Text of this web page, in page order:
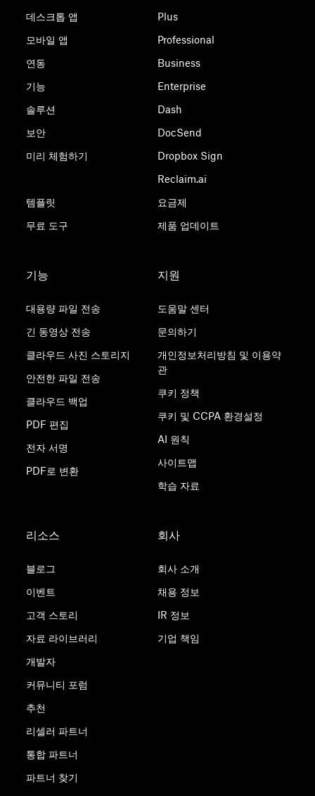
데스크톱 앱
모바일 앱
연동
기능
솔루션
보안
미리 체험하기
템플릿
무료 도구
Plus
Professional
Business
Enterprise
Dash
DocSend
Dropbox Sign
Reclaim.ai
요금제
제품 업데이트
기능
대용량 파일 전송
긴 동영상 전송
클라우드 사진 스토리지
안전한 파일 전송
클라우드 백업
PDF 편집
전자 서명
PDF로 변환
지원
도움말 센터
문의하기
개인정보처리방침 및 이용약
관
쿠키 정책
쿠키 및 CCPA 환경설정
AI 원칙
사이트맵
학습 자료
리소스
블로그
이벤트
고객 스토리
자료 라이브러리
개발자
커뮤니티 포럼
추천
리셀러 파트너
통합 파트너
파트너 찾기
회사
회사 소개
채용 정보
IR 정보
기업 책임